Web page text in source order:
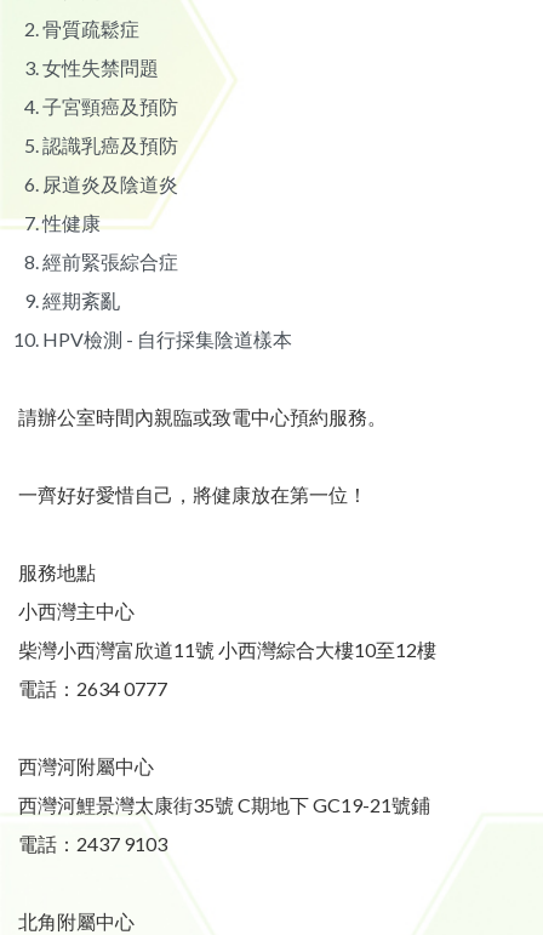
骨質疏鬆症
女性失禁問題
子宮頸癌及預防
認識乳癌及預防
尿道炎及陰道炎
性健康
經前緊張綜合症
經期紊亂
HPV檢測 - 自行採集陰道樣本
請辦公室時間內親臨或致電中心預約服務。
一齊好好愛惜自己，將健康放在第一位！
服務地點
小西灣主中心
柴灣小西灣富欣道11號 小西灣綜合大樓10至12樓
電話：2634 0777
西灣河附屬中心
西灣河鯉景灣太康街35號 C期地下 GC19-21號鋪
電話：2437 9103
北角附屬中心